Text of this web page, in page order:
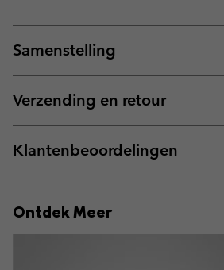
Samenstelling
Verzending en retour
Klantenbeoordelingen
Ontdek Meer